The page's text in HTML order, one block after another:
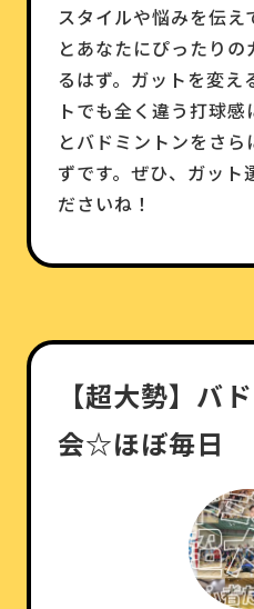
スタイルや悩みを伝え
とあなたにぴったり
るはず。ガットを変え
トでも全く違う打球
とバドミントンをさ
ずです。ぜひ、ガット
ださいね！
【超大勢】バ
会☆ほぼ毎日